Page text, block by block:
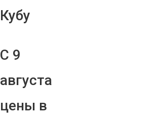
Кубу
С 9
августа
цены в